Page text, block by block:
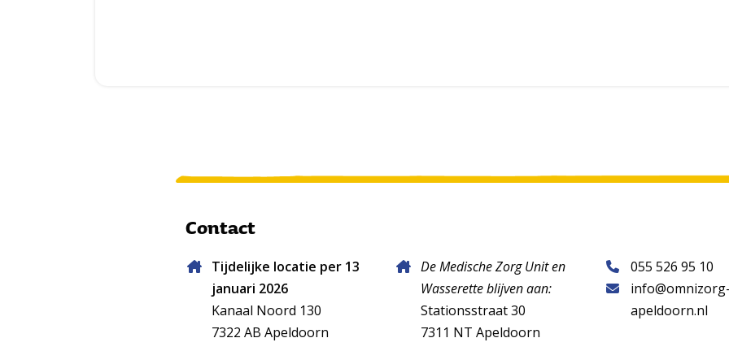
Contact
Tijdelijke locatie per 13
januari 2026
Kanaal Noord 130
7322 AB Apeldoorn
De Medische Zorg Unit en
Wasserette blijven aan:
Stationsstraat 30
7311 NT Apeldoorn
055 526 95 10
apeldoorn.nl